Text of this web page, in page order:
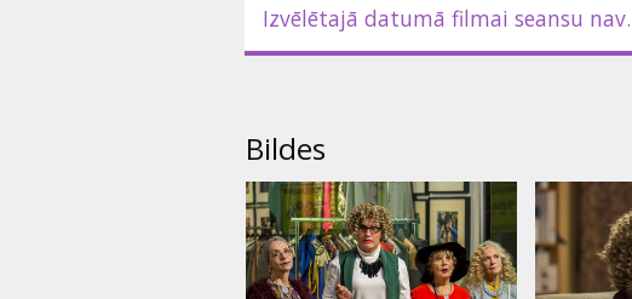
Izvēlētajā datumā filmai seansu nav.
Bildes